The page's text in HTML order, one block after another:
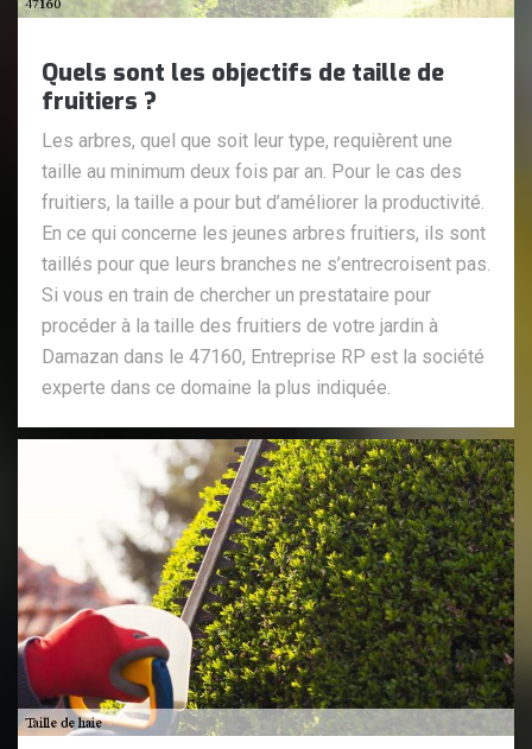
Quels sont les objectifs de taille de
fruitiers ?
Les arbres, quel que soit leur type, requièrent une
taille au minimum deux fois par an. Pour le cas des
fruitiers, la taille a pour but d’améliorer la productivité.
En ce qui concerne les jeunes arbres fruitiers, ils sont
taillés pour que leurs branches ne s’entrecroisent pas.
Si vous en train de chercher un prestataire pour
procéder à la taille des fruitiers de votre jardin à
Damazan dans le 47160, Entreprise RP est la société
experte dans ce domaine la plus indiquée.